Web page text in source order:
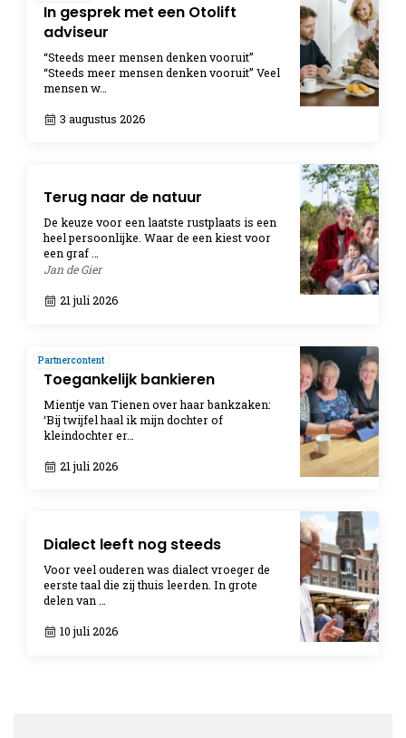
In gesprek met een Otolift
adviseur
“Steeds meer mensen denken vooruit”
“Steeds meer mensen denken vooruit” Veel
mensen w…
3 augustus 2026
Terug naar de natuur
De keuze voor een laatste rustplaats is een
heel persoonlijke. Waar de een kiest voor
een graf …
Jan de Gier
21 juli 2026
Toegankelijk bankieren
Mientje van Tienen over haar bankzaken:
‘Bij twijfel haal ik mijn dochter of
kleindochter er…
21 juli 2026
Partnercontent
Dialect leeft nog steeds
Voor veel ouderen was dialect vroeger de
eerste taal die zij thuis leerden. In grote
delen van …
10 juli 2026